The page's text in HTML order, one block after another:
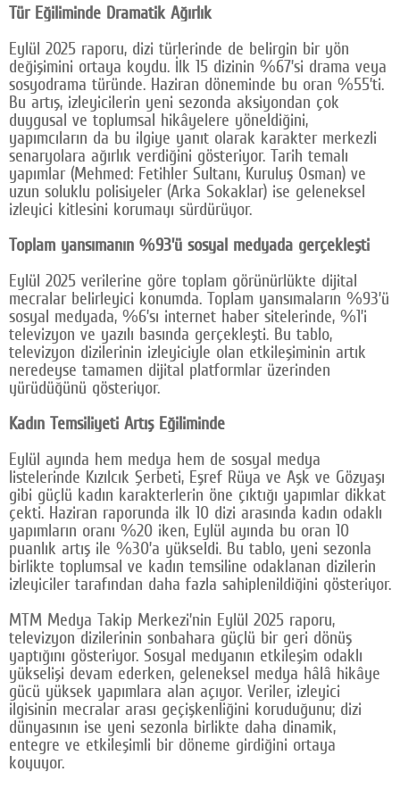
Tür Eğiliminde Dramatik Ağırlık
Eylül 2025 raporu, dizi türlerinde de belirgin bir yön
değişimini ortaya koydu. İlk 15 dizinin %67’si drama veya
sosyodrama türünde. Haziran döneminde bu oran %55’ti.
Bu artış, izleyicilerin yeni sezonda aksiyondan çok
duygusal ve toplumsal hikâyelere yöneldiğini,
yapımcıların da bu ilgiye yanıt olarak karakter merkezli
senaryolara ağırlık verdiğini gösteriyor. Tarih temalı
yapımlar (Mehmed: Fetihler Sultanı, Kuruluş Osman) ve
uzun soluklu polisiyeler (Arka Sokaklar) ise geleneksel
izleyici kitlesini korumayı sürdürüyor.
Toplam yansımanın %93’ü sosyal medyada gerçekleşti
Eylül 2025 verilerine göre toplam görünürlükte dijital
mecralar belirleyici konumda. Toplam yansımaların %93’ü
sosyal medyada, %6’sı internet haber sitelerinde, %1’i
televizyon ve yazılı basında gerçekleşti. Bu tablo,
televizyon dizilerinin izleyiciyle olan etkileşiminin artık
neredeyse tamamen dijital platformlar üzerinden
yürüdüğünü gösteriyor.
Kadın Temsiliyeti Artış Eğiliminde
Eylül ayında hem medya hem de sosyal medya
listelerinde Kızılcık Şerbeti, Eşref Rüya ve Aşk ve Gözyaşı
gibi güçlü kadın karakterlerin öne çıktığı yapımlar dikkat
çekti. Haziran raporunda ilk 10 dizi arasında kadın odaklı
yapımların oranı %20 iken, Eylül ayında bu oran 10
puanlık artış ile %30’a yükseldi. Bu tablo, yeni sezonla
birlikte toplumsal ve kadın temsiline odaklanan dizilerin
izleyiciler tarafından daha fazla sahiplenildiğini gösteriyor.
MTM Medya Takip Merkezi’nin Eylül 2025 raporu,
televizyon dizilerinin sonbahara güçlü bir geri dönüş
yaptığını gösteriyor. Sosyal medyanın etkileşim odaklı
yükselişi devam ederken, geleneksel medya hâlâ hikâye
gücü yüksek yapımlara alan açıyor. Veriler, izleyici
ilgisinin mecralar arası geçişkenliğini koruduğunu; dizi
dünyasının ise yeni sezonla birlikte daha dinamik,
entegre ve etkileşimli bir döneme girdiğini ortaya
koyuyor.